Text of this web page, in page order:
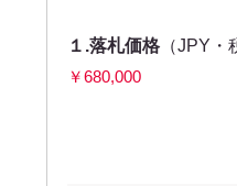
１.落札価格（JPY・
￥680,000